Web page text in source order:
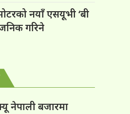
नयाँ एसयूभी ‘बी
गरिने
नेपाली बजारमा